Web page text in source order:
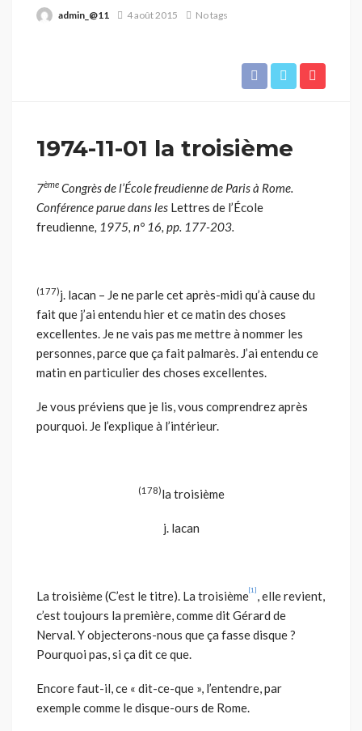
admin_@11 4 août 2015 No tags
1974-11-01 la troisième
7ème Congrès de l’École freudienne de Paris à Rome.
Conférence parue dans les Lettres de l’École
freudienne, 1975, n° 16, pp. 177-203.
(177)j. lacan – Je ne parle cet après-midi qu’à cause du
fait que j’ai entendu hier et ce matin des choses
excellentes. Je ne vais pas me mettre à nommer les
personnes, parce que ça fait palmarès. J’ai entendu ce
matin en particulier des choses excellentes.
Je vous préviens que je lis, vous comprendrez après
pourquoi. Je l’explique à l’intérieur.
(178)la troisième
j. lacan
La troisième (C’est le titre). La troisième[1] , elle revient,
c’est toujours la première, comme dit Gérard de
Nerval. Y objecterons-nous que ça fasse disque ?
Pourquoi pas, si ça dit ce que.
Encore faut-il, ce « dit-ce-que », l’entendre, par
exemple comme le disque-ours de Rome.